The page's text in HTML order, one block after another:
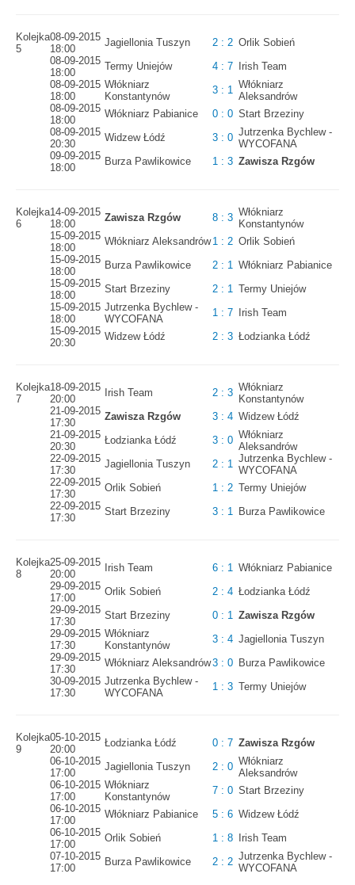
Kolejka
5
08-09-2015
18:00
Jagiellonia Tuszyn 2 : 2 Orlik Sobień
08-09-2015
18:00
Termy Uniejów 4 : 7
Irish Team
08-09-2015
18:00
Włókniarz
Konstantynów
3 : 1 Włókniarz
Aleksandrów
08-09-2015
18:00
Włókniarz Pabianice 0 : 0 Start Brzeziny
08-09-2015
20:30
Widzew Łódź 3 : 0 Jutrzenka Bychlew -
WYCOFANA
09-09-2015
18:00
Burza Pawlikowice 1 : 3 Zawisza Rzgów
Kolejka
6
14-09-2015
18:00
Zawisza Rzgów 8 : 3 Włókniarz
Konstantynów
15-09-2015
18:00
Włókniarz Aleksandrów 1 : 2 Orlik Sobień
15-09-2015
18:00
Burza Pawlikowice 2 : 1 Włókniarz Pabianice
15-09-2015
18:00
Start Brzeziny 2 : 1 Termy Uniejów
15-09-2015
18:00
Jutrzenka Bychlew -
WYCOFANA
1 : 7
Irish Team
15-09-2015
20:30
Widzew Łódź 2 : 3 Łodzianka Łódź
Kolejka
7
18-09-2015
20:00
Irish Team 2 : 3 Włókniarz
Konstantynów
21-09-2015
17:30
Zawisza Rzgów 3 : 4 Widzew Łódź
21-09-2015
20:30
Łodzianka Łódź 3 : 0 Włókniarz
Aleksandrów
22-09-2015
17:30
Jagiellonia Tuszyn 2 : 1 Jutrzenka Bychlew -
WYCOFANA
22-09-2015
17:30
Orlik Sobień 1 : 2 Termy Uniejów
22-09-2015
17:30
Start Brzeziny 3 : 1 Burza Pawlikowice
Kolejka
8
25-09-2015
20:00
Irish Team 6 : 1 Włókniarz Pabianice
29-09-2015
17:00
Orlik Sobień 2 : 4 Łodzianka Łódź
29-09-2015
17:30
Start Brzeziny 0 : 1 Zawisza Rzgów
29-09-2015
17:30
Włókniarz
Konstantynów
3 : 4 Jagiellonia Tuszyn
29-09-2015
17:30
Włókniarz Aleksandrów3 : 0 Burza Pawlikowice
30-09-2015
17:30
Jutrzenka Bychlew -
WYCOFANA
1 : 3 Termy Uniejów
Kolejka
9
05-10-2015
20:00
Łodzianka Łódź 0 : 7 Zawisza Rzgów
06-10-2015
17:00
Jagiellonia Tuszyn 2 : 0 Włókniarz
Aleksandrów
06-10-2015
17:00
Włókniarz
Konstantynów
7 : 0 Start Brzeziny
06-10-2015
17:00
Włókniarz Pabianice 5 : 6 Widzew Łódź
06-10-2015
17:00
Orlik Sobień 1 : 8
Irish Team
07-10-2015
17:00
Burza Pawlikowice 2 : 2 Jutrzenka Bychlew -
WYCOFANA